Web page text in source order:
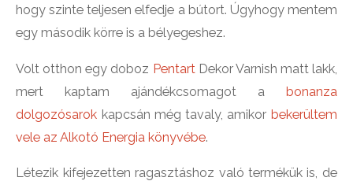
hogy szinte teljesen elfedje a bútort. Úgyhogy mentem
egy második körre is a bélyegeshez.
Volt otthon egy doboz PentartDekor Varnish matt lakk,
mert kaptam ajándékcsomagot a bonanza
dolgozósarok kapcsán még tavaly, amikor bekerültem
vele az Alkotó Energia könyvébe.
Létezik kifejezetten ragasztáshoz való termékük is, de